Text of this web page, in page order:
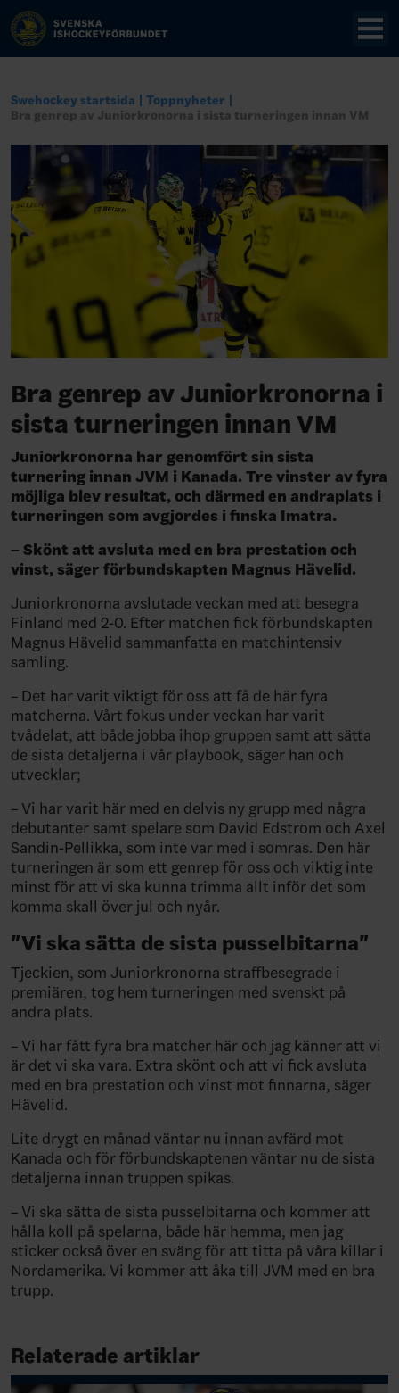
Swehockey startsida
Toppnyheter
Bra genrep av Juniorkronorna i sista turneringen innan VM
Bra genrep av Juniorkronorna i
sista turneringen innan VM
Juniorkronorna har genomfört sin sista
turnering innan JVM i Kanada. Tre vinster av fyra
möjliga blev resultat, och därmed en andraplats i
turneringen som avgjordes i finska Imatra.
– Skönt att avsluta med en bra prestation och
vinst, säger förbundskapten Magnus Hävelid.
Juniorkronorna avslutade veckan med att besegra
Finland med 2-0. Efter matchen fick förbundskapten
Magnus Hävelid sammanfatta en matchintensiv
samling.
– Det har varit viktigt för oss att få de här fyra
matcherna. Vårt fokus under veckan har varit
tvådelat, att både jobba ihop gruppen samt att sätta
de sista detaljerna i vår playbook, säger han och
utvecklar;
– Vi har varit här med en delvis ny grupp med några
debutanter samt spelare som David Edstrom och Axel
Sandin-Pellikka, som inte var med i somras. Den här
turneringen är som ett genrep för oss och viktig inte
minst för att vi ska kunna trimma allt inför det som
komma skall över jul och nyår.
"Vi ska sätta de sista pusselbitarna"
Tjeckien, som Juniorkronorna straffbesegrade i
premiären, tog hem turneringen med svenskt på
andra plats.
– Vi har fått fyra bra matcher här och jag känner att vi
är det vi ska vara. Extra skönt och att vi fick avsluta
med en bra prestation och vinst mot finnarna, säger
Hävelid.
Lite drygt en månad väntar nu innan avfärd mot
Kanada och för förbundskaptenen väntar nu de sista
detaljerna innan truppen spikas.
– Vi ska sätta de sista pusselbitarna och kommer att
hålla koll på spelarna, både här hemma, men jag
sticker också över en sväng för att titta på våra killar i
Nordamerika. Vi kommer att åka till JVM med en bra
trupp.
Relaterade artiklar